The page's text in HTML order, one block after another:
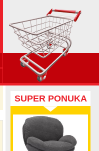
SUPER PONUKA